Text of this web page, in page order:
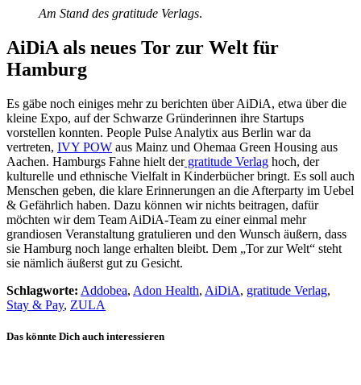
Am Stand des gratitude Verlags.
AiDiA als neues Tor zur Welt für
Hamburg
Es gäbe noch einiges mehr zu berichten über AiDiA, etwa über die
kleine Expo, auf der Schwarze Gründerinnen ihre Startups
vorstellen konnten. People Pulse Analytix aus Berlin war da
vertreten, IVY POW aus Mainz und Ohemaa Green Housing aus
Aachen. Hamburgs Fahne hielt dergratitude Verlag hoch, der
kulturelle und ethnische Vielfalt in Kinderbücher bringt. Es soll auch
Menschen geben, die klare Erinnerungen an die Afterparty im Uebel
& Gefährlich haben. Dazu können wir nichts beitragen, dafür
möchten wir dem Team AiDiA-Team zu einer einmal mehr
grandiosen Veranstaltung gratulieren und den Wunsch äußern, dass
sie Hamburg noch lange erhalten bleibt. Dem „Tor zur Welt“ steht
sie nämlich äußerst gut zu Gesicht.
Schlagworte: Addobea, Adon Health, AiDiA, gratitude Verlag,
Stay & Pay, ZULA
Das könnte Dich auch interessieren